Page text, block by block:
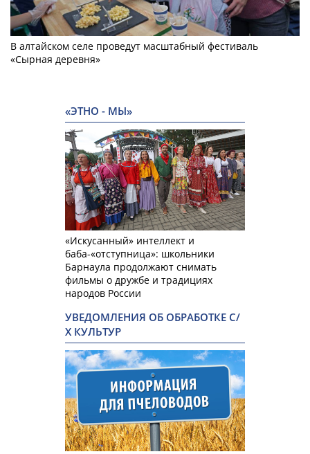
В алтайском селе проведут масштабный фестиваль
«Сырная деревня»
«ЭТНО - МЫ»
«Искусанный» интеллект и
баба-«отступница»: школьники
Барнаула продолжают снимать
фильмы о дружбе и традициях
народов России
УВЕДОМЛЕНИЯ ОБ ОБРАБОТКЕ С/
Х КУЛЬТУР